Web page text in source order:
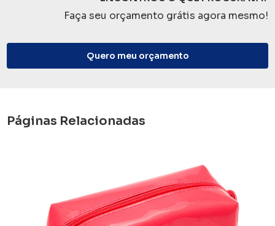
Faça seu orçamento grátis agora mesmo!
Quero meu orçamento
Páginas Relacionadas